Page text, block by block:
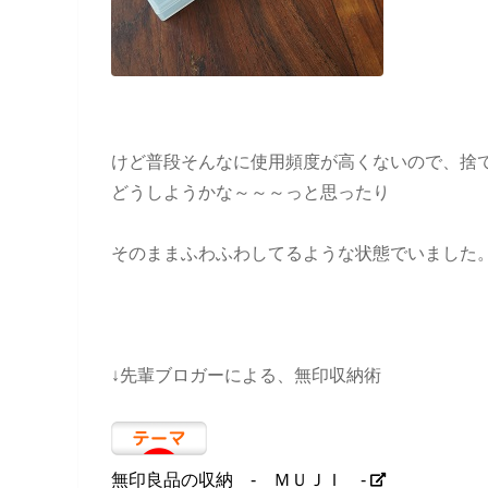
けど普段そんなに使用頻度が高くないので、捨
どうしようかな～～～っと思ったり
そのままふわふわしてるような状態でいました。
↓先輩ブロガーによる、無印収納術
無印良品の収納 - ＭＵＪＩ -